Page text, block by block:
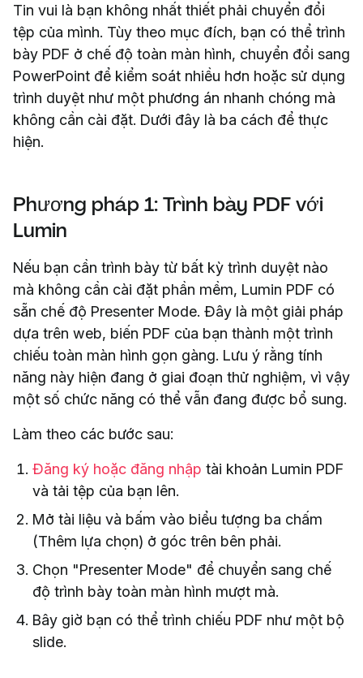
Tin vui là bạn không nhất thiết phải chuyển đổi
tệp của mình. Tùy theo mục đích, bạn có thể trình
bày PDF ở chế độ toàn màn hình, chuyển đổi sang
PowerPoint để kiểm soát nhiều hơn hoặc sử dụng
trình duyệt như một phương án nhanh chóng mà
không cần cài đặt. Dưới đây là ba cách để thực
hiện.
Phương pháp 1: Trình bày PDF với
Lumin
Nếu bạn cần trình bày từ bất kỳ trình duyệt nào
mà không cần cài đặt phần mềm, Lumin PDF có
sẵn chế độ Presenter Mode. Đây là một giải pháp
dựa trên web, biến PDF của bạn thành một trình
chiếu toàn màn hình gọn gàng. Lưu ý rằng tính
năng này hiện đang ở giai đoạn thử nghiệm, vì vậy
một số chức năng có thể vẫn đang được bổ sung.
Làm theo các bước sau:
Đăng ký hoặc đăng nhập tài khoản Lumin PDF
và tải tệp của bạn lên.
Mở tài liệu và bấm vào biểu tượng ba chấm
(Thêm lựa chọn) ở góc trên bên phải.
Chọn "Presenter Mode" để chuyển sang chế
độ trình bày toàn màn hình mượt mà.
Bây giờ bạn có thể trình chiếu PDF như một bộ
slide.